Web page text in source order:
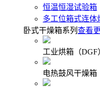
恒温恒湿试验箱
多工位箱式连体
卧式干燥箱系列 查看
工业烘箱（DGF
电热鼓风干燥箱